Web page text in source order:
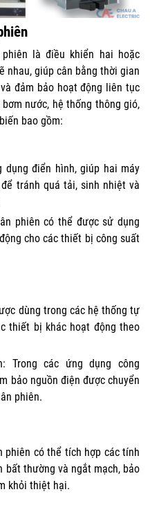
là điều khiển hai hoặc
nhau, giúp cân bằng thời gian
đảm bảo hoạt động liên tục
nước, hệ thống thông gió,
bao gồm:
dụng điển hình, giúp hai máy
tránh quá tải, sinh nhiệt và
phiên có thể được sử dụng
cho các thiết bị công suất
dùng trong các hệ thống tự
thiết bị khác hoạt động theo
Trong các ứng dụng công
bảo nguồn điện được chuyển
phiên.
phiên có thể tích hợp các tính
bất thường và ngắt mạch, bảo
khỏi thiệt hại.